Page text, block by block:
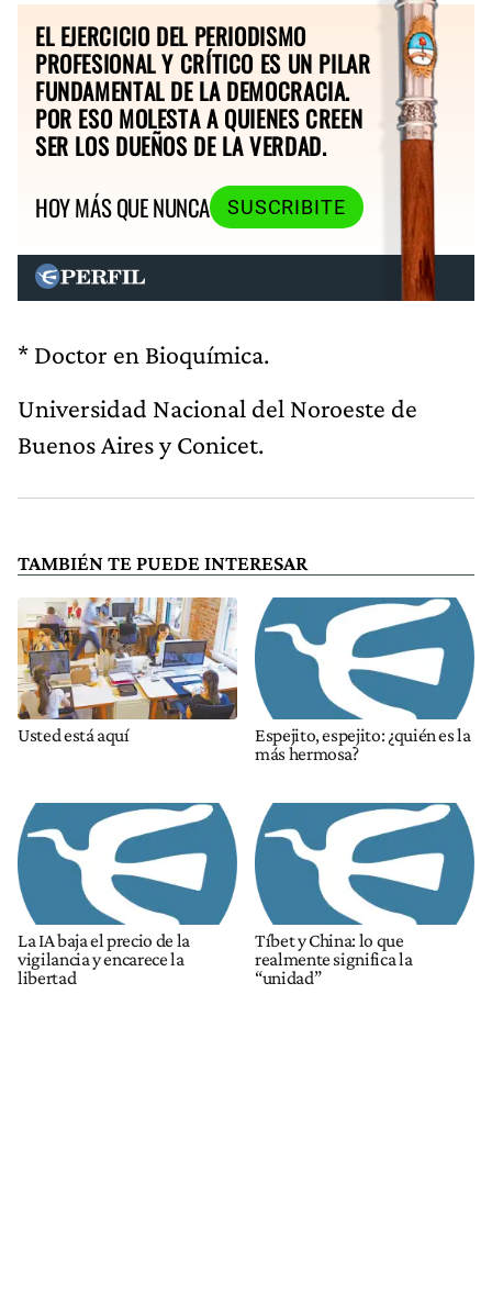
EL EJERCICIO DEL PERIODISMO
PROFESIONAL Y CRÍTICO ES UN PILAR
FUNDAMENTAL DE LA DEMOCRACIA.
POR ESO MOLESTA A QUIENES CREEN
SER LOS DUEÑOS DE LA VERDAD.
HOY MÁS QUE NUNCA
SUSCRIBITE
* Doctor en Bioquímica.
Universidad Nacional del Noroeste de
Buenos Aires y Conicet.
TAMBIÉN TE PUEDE INTERESAR
Usted está aquí
Espejito, espejito: ¿quién es la
más hermosa?
La IA baja el precio de la
vigilancia y encarece la
libertad
Tíbet y China: lo que
realmente significa la
“unidad”